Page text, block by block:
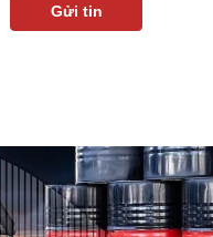
Gửi tin